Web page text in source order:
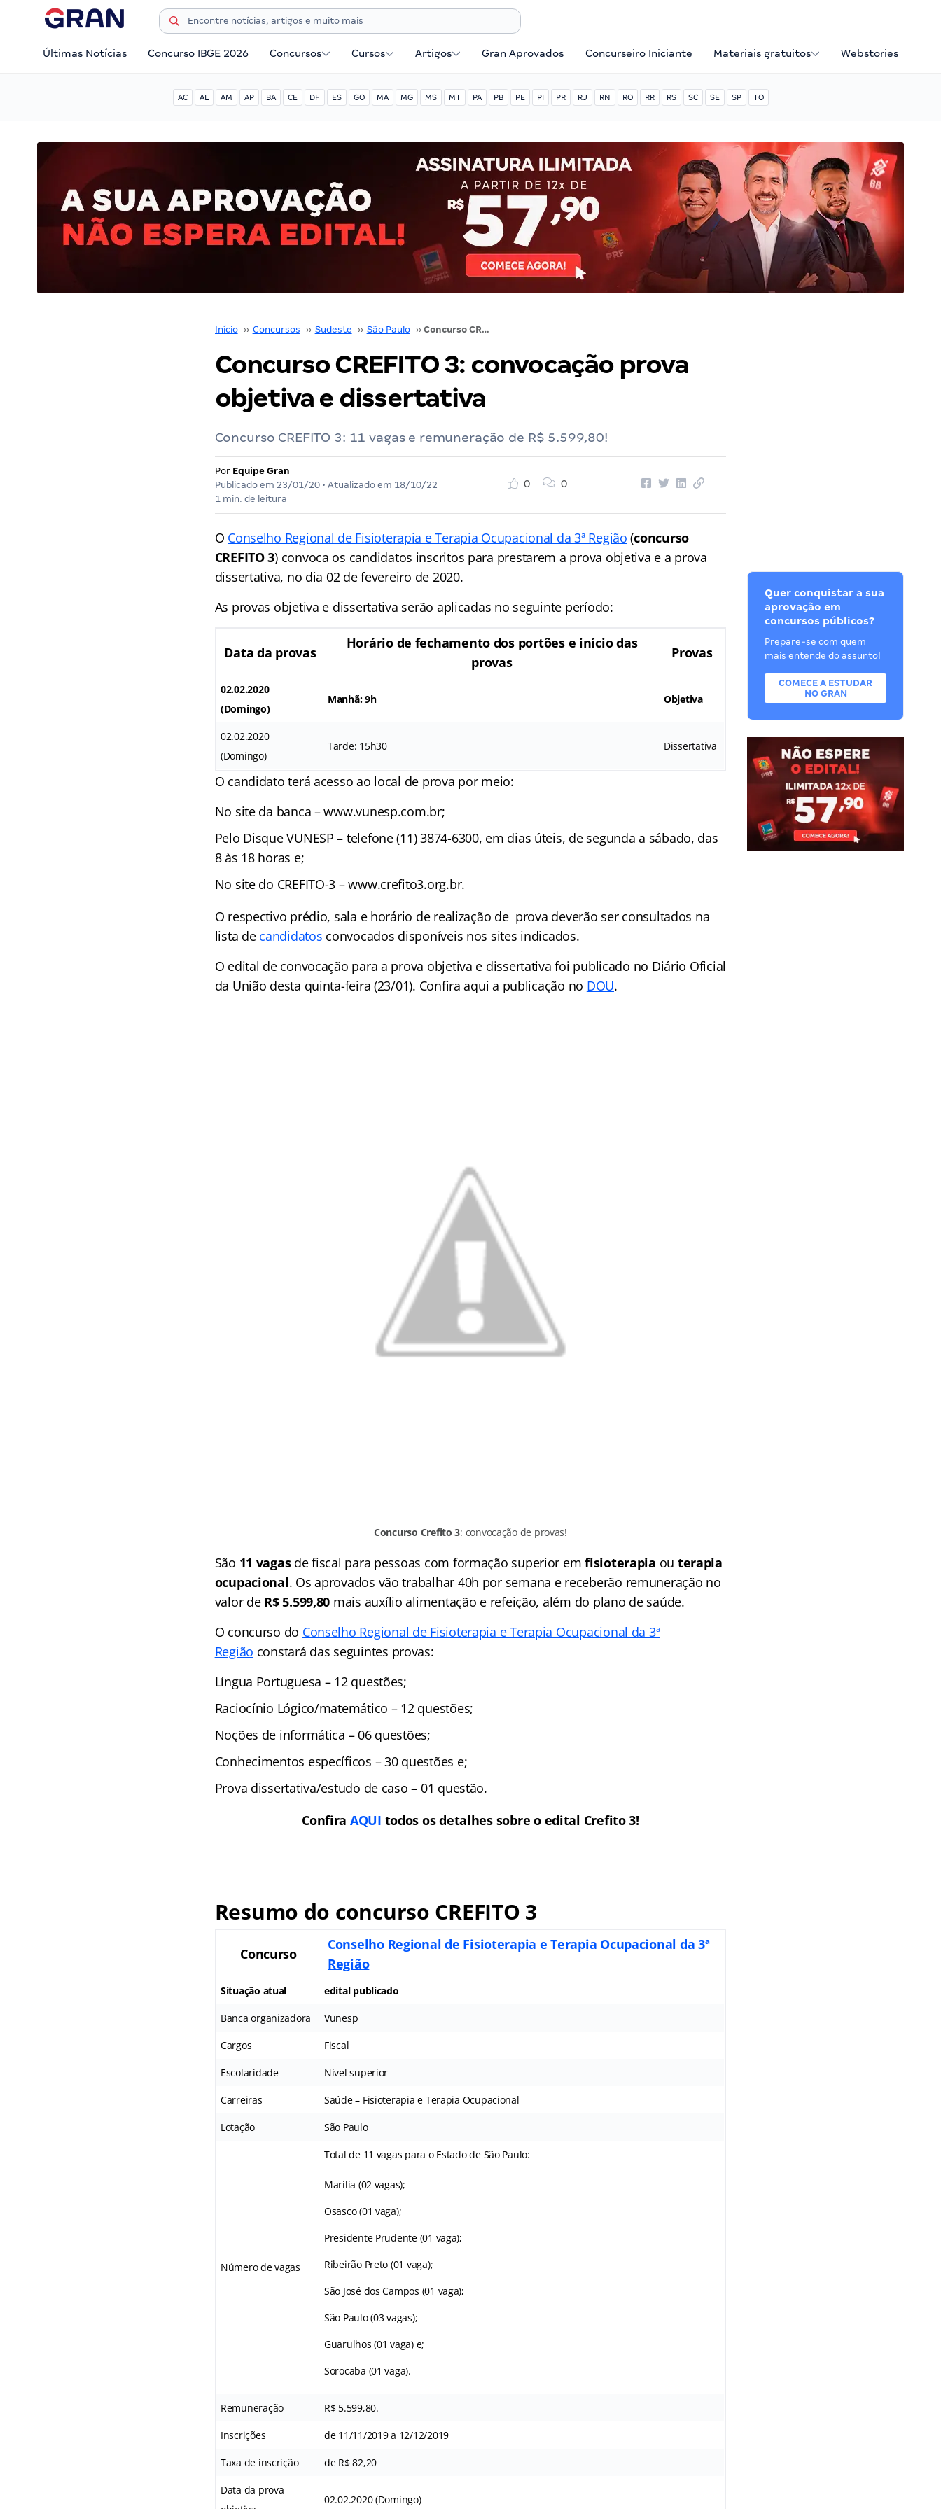
Últimas Notícias Concurso IBGE 2026 Concursos Cursos Artigos Gran Aprovados Concurseiro Iniciante Materiais gratuitos Webstories
AC AL AM AP BA CE DF ES GO MA MG MS MT PA PB PE PI PR RJ RN RO RR RS SC SE SP TO
Início ›› Concursos ›› Sudeste ›› São Paulo ›› Concurso CREFITO 3: convocação prova objetiva e dissertativa
Concurso CREFITO 3: convocação prova
objetiva e dissertativa
Concurso CREFITO 3: 11 vagas e remuneração de R$ 5.599,80!
Por Equipe Gran
Publicado em 23/01/20• Atualizado em 18/10/22
1 min. de leitura
0 0
O Conselho Regional de Fisioterapia e Terapia Ocupacional da 3ª Região (concurso
CREFITO 3) convoca os candidatos inscritos para prestarem a prova objetiva e a prova
dissertativa, no dia 02 de fevereiro de 2020.
As provas objetiva e dissertativa serão aplicadas no seguinte período:
Data da provas
Horário de fechamento dos portões e início das
provas
Provas
02.02.2020
(Domingo)
Manhã: 9h Objetiva
02.02.2020
(Domingo)
Tarde: 15h30 Dissertativa
O candidato terá acesso ao local de prova por meio:
No site da banca – www.vunesp.com.br;
Pelo Disque VUNESP – telefone (11) 3874-6300, em dias úteis, de segunda a sábado, das
8 às 18 horas e;
No site do CREFITO-3 – www.crefito3.org.br.
O respectivo prédio, sala e horário de realização de prova deverão ser consultados na
lista de candidatos convocados disponíveis nos sites indicados.
O edital de convocação para a prova objetiva e dissertativa foi publicado no Diário Oficial
da União desta quinta-feira (23/01). Confira aqui a publicação no DOU.
Concurso Crefito 3: convocação de provas!
São 11 vagasde fiscal para pessoas com formação superior em fisioterapia ou terapia
ocupacional. Os aprovados vão trabalhar 40h por semana e receberão remuneração no
valor de R$ 5.599,80 mais auxílio alimentação e refeição, além do plano de saúde.
O concurso do Conselho Regional de Fisioterapia e Terapia Ocupacional da 3ª
Região constará das seguintes provas:
Língua Portuguesa – 12 questões;
Raciocínio Lógico/matemático – 12 questões;
Noções de informática – 06 questões;
Conhecimentos específicos – 30 questões e;
Prova dissertativa/estudo de caso – 01 questão.
Confira AQUI todos os detalhes sobre o edital Crefito 3!
Resumo do concurso CREFITO 3
Concurso
Conselho Regional de Fisioterapia e Terapia Ocupacional da 3ª
Região
Situação atual edital publicado
Banca organizadora Vunesp
Cargos Fiscal
Escolaridade Nível superior
Carreiras Saúde – Fisioterapia e Terapia Ocupacional
Lotação São Paulo
Número de vagas
Total de 11 vagas para o Estado de São Paulo:
Marília (02 vagas);
Osasco (01 vaga);
Presidente Prudente (01 vaga);
Ribeirão Preto (01 vaga);
São José dos Campos (01 vaga);
São Paulo (03 vagas);
Guarulhos (01 vaga) e;
Sorocaba (01 vaga).
Remuneração R$ 5.599,80.
Inscrições de 11/11/2019 a 12/12/2019
Taxa de inscrição de R$ 82,20
Data da prova
02.02.2020 (Domingo)
Quer conquistar a sua
aprovação em
concursos públicos?
Prepare-se com quem
mais entende do assunto!
COMECE A ESTUDAR
NO GRAN